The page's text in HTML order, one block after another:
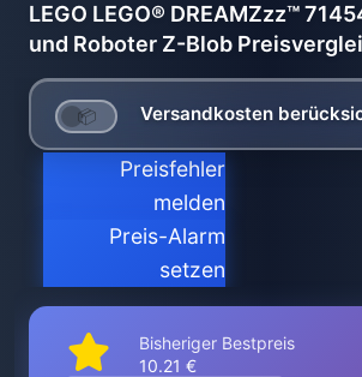
LEGO LEGO® DREAMZzz™
und Roboter Z-Blob
Versandkosten
Preisfehler
melden
Preis-Alarm
setzen
Bisheriger Bestpreis
10.21 €